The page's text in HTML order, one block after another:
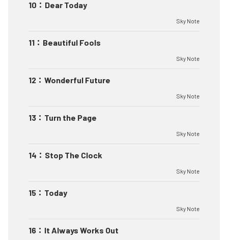
10 ： Dear Today
Sky Note
11 ： Beautiful Fools
Sky Note
12 ： Wonderful Future
Sky Note
13 ： Turn the Page
Sky Note
14 ： Stop The Clock
Sky Note
15 ： Today
Sky Note
16 ： It Always Works Out